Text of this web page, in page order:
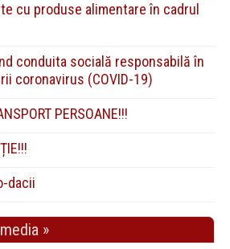
cu produse alimentare în cadrul
conduita socială responsabilă în
coronavirus (COVID-19)
PERSOANE!!!
dacii
»